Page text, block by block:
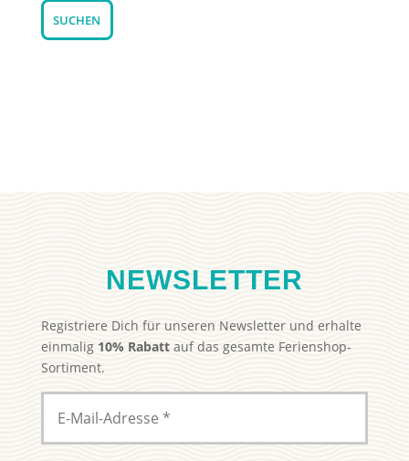
SUCHEN
NEWSLETTER
Registriere Dich für unseren Newsletter und erhalte
einmalig 10% Rabattauf das gesamte Ferienshop-
Sortiment.